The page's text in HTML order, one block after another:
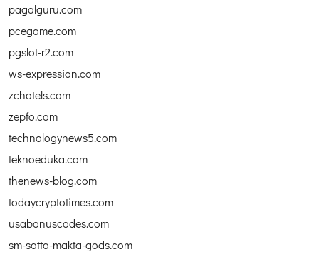
pagalguru.com
pcegame.com
pgslot-r2.com
ws-expression.com
zchotels.com
zepfo.com
technologynews5.com
teknoeduka.com
thenews-blog.com
todaycryptotimes.com
usabonuscodes.com
sm-satta-makta-gods.com